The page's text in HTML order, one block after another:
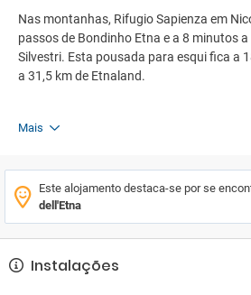
Nas montanhas, Rifugio Sapienza em
passos de Bondinho Etna e a 8 minutos
Silvestri. Esta pousada para esqui fica a
a 31,5 km de Etnaland.
Mais
Este alojamento destaca-se por se
dell'Etna
Instalações